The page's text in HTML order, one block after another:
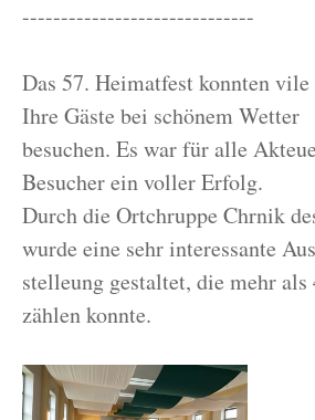
------------------------------
Das 57. Heimatfest konnten
Ihre Gäste bei schönem Wetter
besuchen. Es war für alle
Besucher ein voller Erfolg.
Durch die Ortchruppe Chrnik
wurde eine sehr interessante
stelleung gestaltet, die mehr als
zählen konnte.